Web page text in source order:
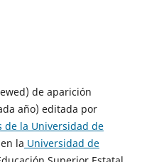
de aparición
año) editada por
de la Universidad de
la Universidad de